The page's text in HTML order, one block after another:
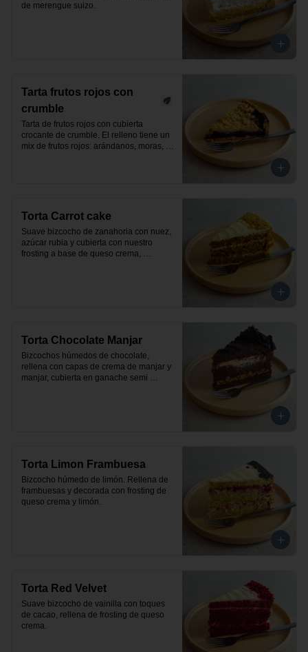
de merengue suizo.
Tarta frutos rojos con
crumble
Tarta de frutos rojos con cubierta
crocante de crumble. El relleno tiene un
mix de frutos rojos: arándanos, moras,
Torta Carrot cake
Suave bizcocho de zanahoria con nuez,
azúcar rubia y cubierta con nuestro
frosting a base de queso crema,
Torta Chocolate Manjar
Bizcochos húmedos de chocolate,
rellena con capas de crema de manjar y
manjar, cubierta en ganache semi
Torta Limon Frambuesa
Bizcocho húmedo de limón. Rellena de
frambuesas y decorada con frosting de
queso crema y limón.
Torta Red Velvet
Suave bizcocho de vainilla con toques
de cacao, rellena de frosting de queso
crema.